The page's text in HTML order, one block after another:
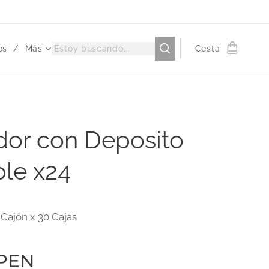
Más Cesta
con Deposito
x24
x 30 Cajas